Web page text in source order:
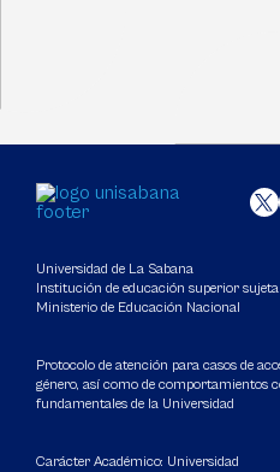
Universidad de La Sabana
Institución de educación superior
Ministerio de Educación Nacional
Protocolo de atención para casos de
género, así como de comportamientos
fundamentales de la Universidad
Carácter Académico: Universidad